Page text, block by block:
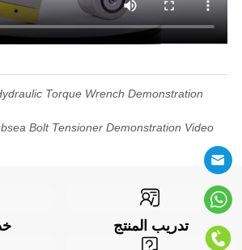
Torque Wrench Demonstration
Bolt Tensioner Demonstration Video
تدريب المنتج